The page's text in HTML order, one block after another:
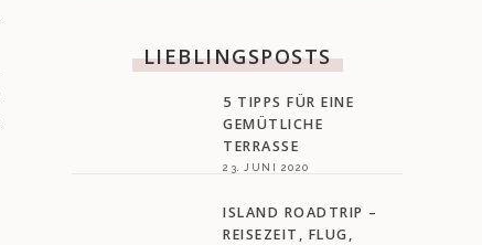
LIEBLINGSPOSTS
5 TIPPS FÜR EINE
GEMÜTLICHE
TERRASSE
23. JUNI 2020
ISLAND ROADTRIP –
REISEZEIT, FLUG,